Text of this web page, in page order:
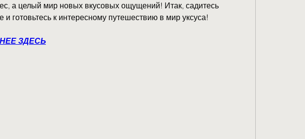
а целый мир новых вкусовых ощущений! Итак, садитесь
и готовьтесь к интересному путешествию в мир уксуса!
ЗДЕСЬ